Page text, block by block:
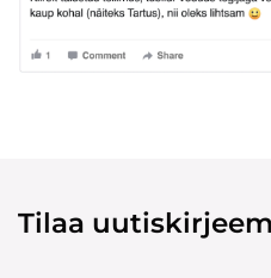
Tilaa